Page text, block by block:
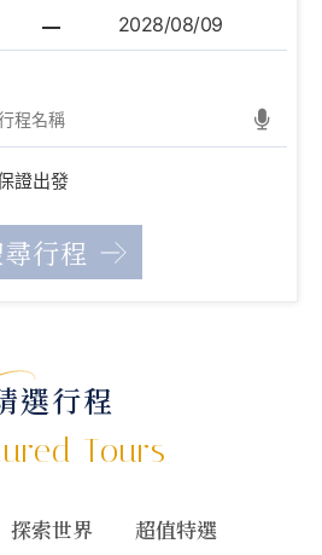
證出發
選行程
Tours
探索世界 超值特選